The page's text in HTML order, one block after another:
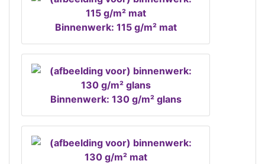
Binnenwerk: 115 g/m² mat
Binnenwerk: 130 g/m² glans